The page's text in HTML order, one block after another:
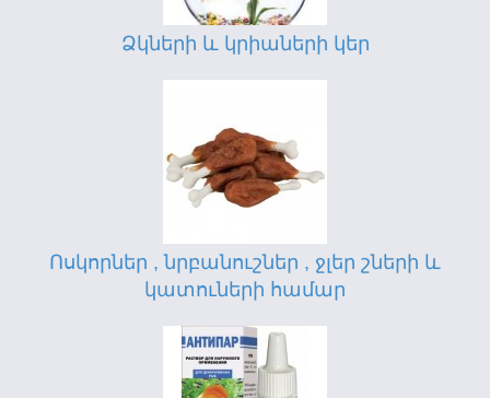
Ձկների և կրիաների կեր
Ոսկորներ , նրբանուշներ , ջլեր շների և
կատուների համար